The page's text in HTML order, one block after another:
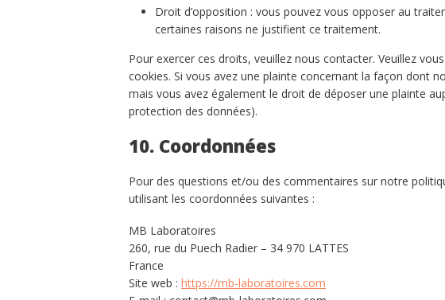
Droit d’opposition : vous pouvez vous opposer au
certaines raisons ne justifient ce traitement.
Pour exercer ces droits, veuillez nous contacter. Veuillez
cookies. Si vous avez une plainte concernant la façon dont
mais vous avez également le droit de déposer une plainte
protection des données).
10. Coordonnées
Pour des questions et/ou des commentaires sur notre
utilisant les coordonnées suivantes :
MB Laboratoires
260, rue du Puech Radier – 34 970 LATTES
France
Site web : https://mb-laboratoires.com